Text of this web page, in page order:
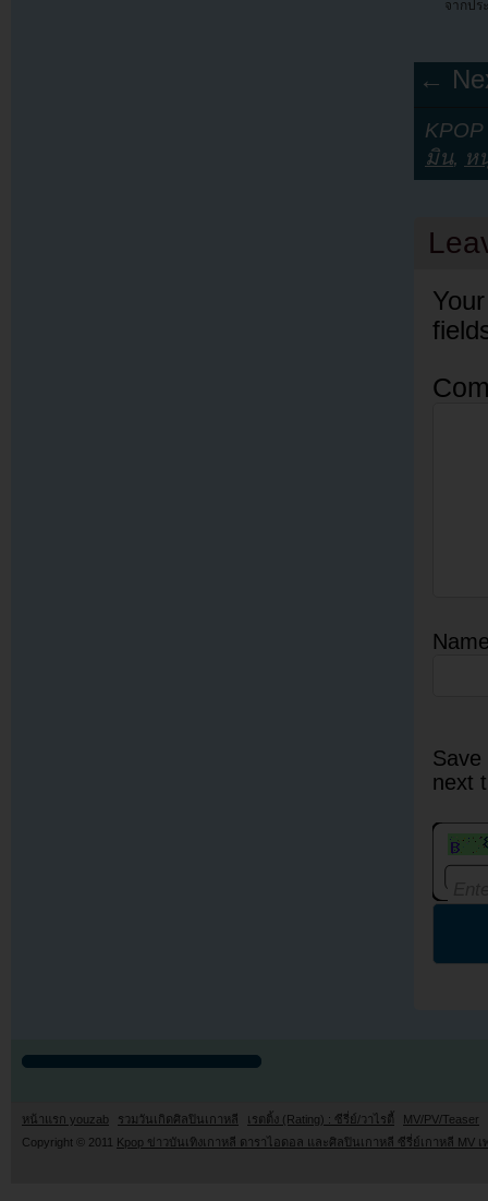
จากปร
←
มิน, ห
next
หน้าแรก youzab รวมวันเกิดศิลปินเกาหลี เรตติ้ง (Rating) : ซีรี่ย์/วาไรตี้
MV/PV/Teaser
Copyright © 2011
Kpop ข่าวบันเทิงเกาหลี ดาราไอดอล และศิลปินเกาหลี ซีรี่ย์เกาหลี MV